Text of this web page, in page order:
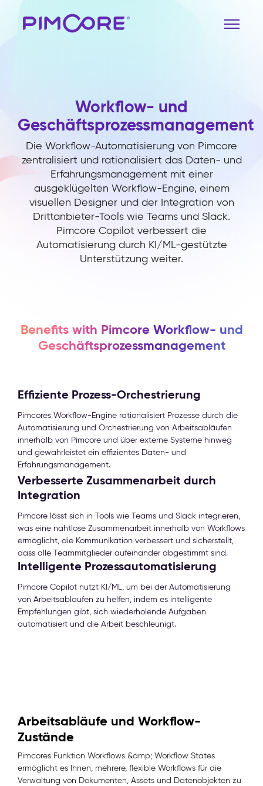
Workflow- und
Geschäftsprozessmanagement
Die Workflow-Automatisierung von Pimcore
zentralisiert und rationalisiert das Daten- und
Erfahrungsmanagement mit einer
ausgeklügelten Workflow-Engine, einem
visuellen Designer und der Integration von
Drittanbieter-Tools wie Teams und Slack.
Pimcore Copilot verbessert die
Automatisierung durch KI/ML-gestützte
Unterstützung weiter.
Benefits with Pimcore Workflow- und
Geschäftsprozessmanagement
Effiziente Prozess-Orchestrierung
Pimcores Workflow-Engine rationalisiert Prozesse durch die
Automatisierung und Orchestrierung von Arbeitsabläufen
innerhalb von Pimcore und über externe Systeme hinweg
und gewährleistet ein effizientes Daten- und
Erfahrungsmanagement.
Verbesserte Zusammenarbeit durch
Integration
Pimcore lässt sich in Tools wie Teams und Slack integrieren,
was eine nahtlose Zusammenarbeit innerhalb von Workflows
ermöglicht, die Kommunikation verbessert und sicherstellt,
dass alle Teammitglieder aufeinander abgestimmt sind.
Intelligente Prozessautomatisierung
Pimcore Copilot nutzt KI/ML, um bei der Automatisierung
von Arbeitsabläufen zu helfen, indem es intelligente
Empfehlungen gibt, sich wiederholende Aufgaben
automatisiert und die Arbeit beschleunigt.
Arbeitsabläufe und Workflow-
Zustände
Pimcores Funktion Workflows &amp; Workflow States
ermöglicht es Ihnen, mehrere, flexible Workflows für die
Verwaltung von Dokumenten, Assets und Datenobjekten zu